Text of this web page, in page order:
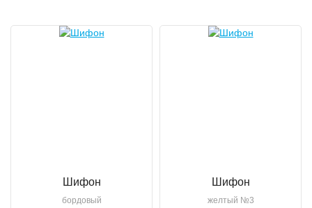
Шифон
бордовый
Шифон
желтый №3